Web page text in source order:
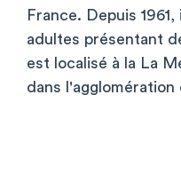
France. Depuis
adultes présentant
est localisé à la La
dans l'agglomération